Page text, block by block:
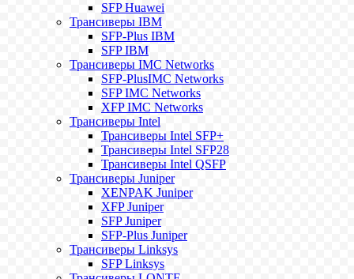
SFP Huawei
Трансиверы IBM
SFP-Plus IBM
SFP IBM
Трансиверы IMC Networks
SFP-PlusIMC Networks
SFP IMC Networks
XFP IMC Networks
Трансиверы Intel
Трансиверы Intel SFP+
Трансиверы Intel SFP28
Трансиверы Intel QSFP
Трансиверы Juniper
XENPAK Juniper
XFP Juniper
SFP Juniper
SFP-Plus Juniper
Трансиверы Linksys
SFP Linksys